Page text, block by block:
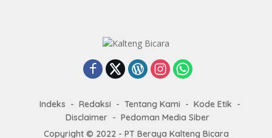
Indeks Redaksi Tentang Kami
Kode Etik
Disclaimer
Pedoman Media Siber
Copyright © 2022 - PT Beraya Kalteng Bicara